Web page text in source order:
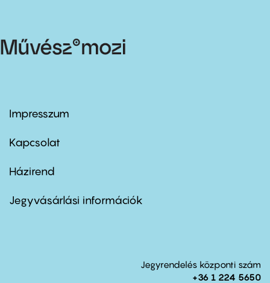
Footer
first
Impresszum
Kapcsolat
Footer
second
Házirend
Jegyvásárlási információk
Jegyrendelés központi szám
+36 1 224 5650